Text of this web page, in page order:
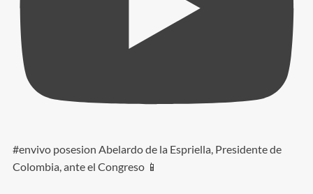
#envivo posesion Abelardo de la Espriella, Presidente de
Colombia, ante el Congreso 📱